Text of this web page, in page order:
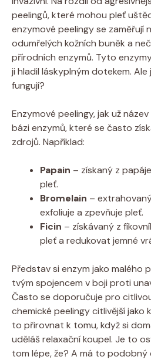
peelingů, které mohou pleť
enzymové peelingy se zaměřují
odumřelých kožních buněk a
přírodních enzymů. Tyto
ji hladil láskyplným dotekem.
fungují?
Enzymové peelingy, jak už
bázi enzymů, které se často
zdrojů. Například:
Papain – získaný z
pleť.
Bromelain –
exfoliuje a zpevňuje pleť.
Ficin – získávaný z
pleť a redukovat jemné
Představ si enzym jako malého
tvým spojencem v boji proti
Často se doporučuje pro
chemické peelingy citlivější jako
to přirovnat k tomu, když si
uděláš relaxační koupel. Je to
tom lépe, že? A má to podobný